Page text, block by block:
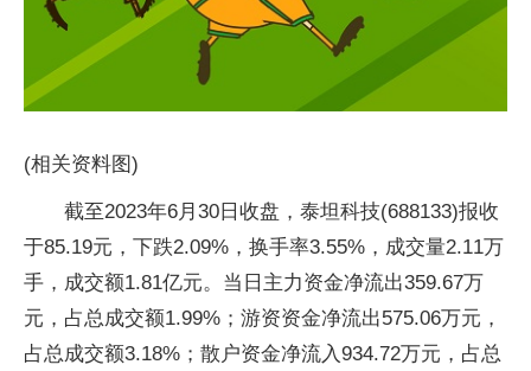
(相关资料图)
截至2023年6月30日收盘，泰坦科技(688133)报收
于85.19元，下跌2.09%，换手率3.55%，成交量2.11万
手，成交额1.81亿元。当日主力资金净流出359.67万
元，占总成交额1.99%；游资资金净流出575.06万元，
占总成交额3.18%；散户资金净流入934.72万元，占总